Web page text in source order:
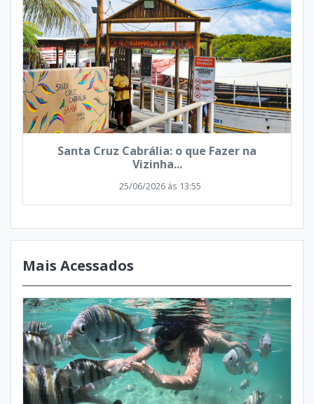
Santa Cruz Cabrália: o que Fazer na
Vizinha...
25/06/2026 às 13:55
Mais Acessados